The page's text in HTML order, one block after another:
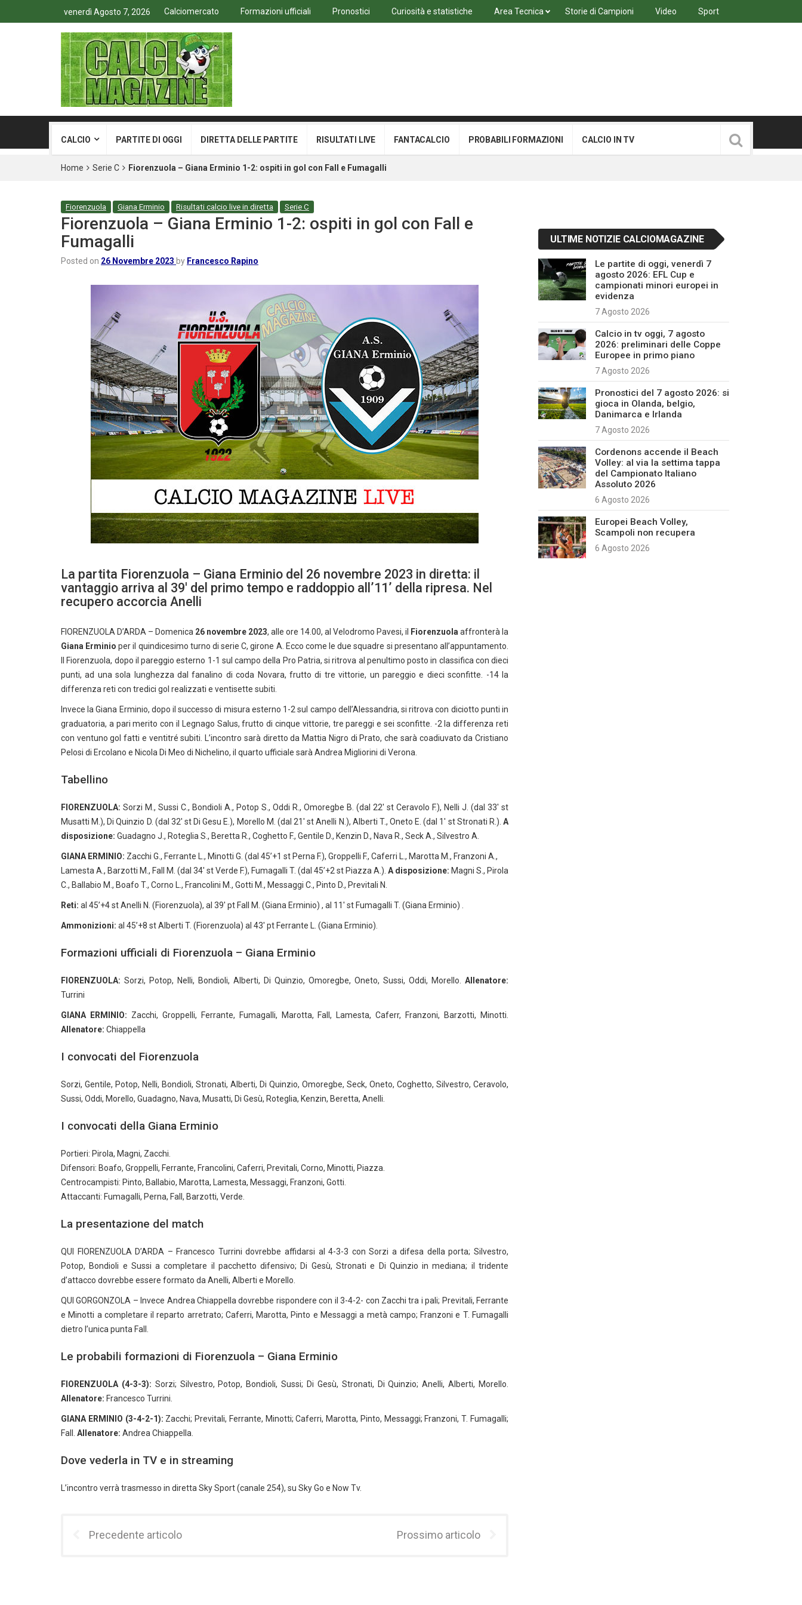
venerdì Agosto 7, 2026 Calciomercato Formazioni ufficiali Pronostici Curiosità e statistiche Area Tecnica Storie di Campioni Video Sport
CALCIO PARTITE DI OGGI DIRETTA DELLE PARTITE RISULTATI LIVE FANTACALCIO PROBABILI FORMAZIONI CALCIO IN TV
Home Serie C Fiorenzuola – Giana Erminio 1-2: ospiti in gol con Fall e Fumagalli
Fiorenzuola Giana Erminio Risultati calcio live in diretta Serie C
Fiorenzuola – Giana Erminio 1-2: ospiti in gol con Fall e
Fumagalli
Posted on 26 Novembre 2023 by Francesco Rapino
La partita Fiorenzuola – Giana Erminio del 26 novembre 2023 in diretta: il
vantaggio arriva al 39′ del primo tempo e raddoppio all’11’ della ripresa. Nel
recupero accorcia Anelli
FIORENZUOLA D’ARDA – Domenica 26 novembre 2023, alle ore 14.00, al Velodromo Pavesi, il Fiorenzuola affronterà la
Giana Erminio per il quindicesimo turno di serie C, girone A. Ecco come le due squadre si presentano all’appuntamento.
Il Fiorenzuola, dopo il pareggio esterno 1-1 sul campo della Pro Patria, si ritrova al penultimo posto in classifica con dieci
punti, ad una sola lunghezza dal fanalino di coda Novara, frutto di tre vittorie, un pareggio e dieci sconfitte. -14 la
differenza reti con tredici gol realizzati e ventisette subiti.
Invece la Giana Erminio, dopo il successo di misura esterno 1-2 sul campo dell’Alessandria, si ritrova con diciotto punti in
graduatoria, a pari merito con il Legnago Salus, frutto di cinque vittorie, tre pareggi e sei sconfitte. -2 la differenza reti
con ventuno gol fatti e ventitré subiti. L’incontro sarà diretto da Mattia Nigro di Prato, che sarà coadiuvato da Cristiano
Pelosi di Ercolano e Nicola Di Meo di Nichelino, il quarto ufficiale sarà Andrea Migliorini di Verona.
Tabellino
FIORENZUOLA: Sorzi M., Sussi C., Bondioli A., Potop S., Oddi R., Omoregbe B. (dal 22′ st Ceravolo F.), Nelli J. (dal 33′ st
Musatti M.), Di Quinzio D. (dal 32′ st Di Gesu E.), Morello M. (dal 21′ st Anelli N.), Alberti T., Oneto E. (dal 1′ st Stronati R.). A
disposizione: Guadagno J., Roteglia S., Beretta R., Coghetto F., Gentile D., Kenzin D., Nava R., Seck A., Silvestro A.
GIANA ERMINIO: Zacchi G., Ferrante L., Minotti G. (dal 45’+1 st Perna F.), Groppelli F., Caferri L., Marotta M., Franzoni A.,
Lamesta A., Barzotti M., Fall M. (dal 34′ st Verde F.), Fumagalli T. (dal 45’+2 st Piazza A.). A disposizione: Magni S., Pirola
C., Ballabio M., Boafo T., Corno L., Francolini M., Gotti M., Messaggi C., Pinto D., Previtali N.
Reti: al 45’+4 st Anelli N. (Fiorenzuola), al 39′ pt Fall M. (Giana Erminio) , al 11′ st Fumagalli T. (Giana Erminio) .
Ammonizioni: al 45’+8 st Alberti T. (Fiorenzuola) al 43′ pt Ferrante L. (Giana Erminio).
Formazioni ufficiali di Fiorenzuola – Giana Erminio
FIORENZUOLA: Sorzi, Potop, Nelli, Bondioli, Alberti, Di Quinzio, Omoregbe, Oneto, Sussi, Oddi, Morello. Allenatore:
Turrini
GIANA ERMINIO: Zacchi, Groppelli, Ferrante, Fumagalli, Marotta, Fall, Lamesta, Caferr, Franzoni, Barzotti, Minotti.
Allenatore: Chiappella
I convocati del Fiorenzuola
Sorzi, Gentile, Potop, Nelli, Bondioli, Stronati, Alberti, Di Quinzio, Omoregbe, Seck, Oneto, Coghetto, Silvestro, Ceravolo,
Sussi, Oddi, Morello, Guadagno, Nava, Musatti, Di Gesù, Roteglia, Kenzin, Beretta, Anelli.
I convocati della Giana Erminio
Portieri: Pirola, Magni, Zacchi.
Difensori: Boafo, Groppelli, Ferrante, Francolini, Caferri, Previtali, Corno, Minotti, Piazza.
Centrocampisti: Pinto, Ballabio, Marotta, Lamesta, Messaggi, Franzoni, Gotti.
Attaccanti: Fumagalli, Perna, Fall, Barzotti, Verde.
La presentazione del match
QUI FIORENZUOLA D’ARDA – Francesco Turrini dovrebbe affidarsi al 4-3-3 con Sorzi a difesa della porta; Silvestro,
Potop, Bondioli e Sussi a completare il pacchetto difensivo; Di Gesù, Stronati e Di Quinzio in mediana; il tridente
d’attacco dovrebbe essere formato da Anelli, Alberti e Morello.
QUI GORGONZOLA – Invece Andrea Chiappella dovrebbe rispondere con il 3-4-2- con Zacchi tra i pali; Previtali, Ferrante
e Minotti a completare il reparto arretrato; Caferri, Marotta, Pinto e Messaggi a metà campo; Franzoni e T. Fumagalli
dietro l’unica punta Fall.
Le probabili formazioni di Fiorenzuola – Giana Erminio
FIORENZUOLA (4-3-3): Sorzi; Silvestro, Potop, Bondioli, Sussi; Di Gesù, Stronati, Di Quinzio; Anelli, Alberti, Morello.
Allenatore: Francesco Turrini.
GIANA ERMINIO (3-4-2-1): Zacchi; Previtali, Ferrante, Minotti; Caferri, Marotta, Pinto, Messaggi; Franzoni, T. Fumagalli;
Fall. Allenatore: Andrea Chiappella.
Dove vederla in TV e in streaming
L’incontro verrà trasmesso in diretta Sky Sport (canale 254), su Sky Go e Now Tv.
Precedente articolo Prossimo articolo
ULTIME NOTIZIE CALCIOMAGAZINE
Le partite di oggi, venerdì 7
agosto 2026: EFL Cup e
campionati minori europei in
evidenza
7 Agosto 2026
Calcio in tv oggi, 7 agosto
2026: preliminari delle Coppe
Europee in primo piano
7 Agosto 2026
Pronostici del 7 agosto 2026: si
gioca in Olanda, belgio,
Danimarca e Irlanda
7 Agosto 2026
Cordenons accende il Beach
Volley: al via la settima tappa
del Campionato Italiano
Assoluto 2026
6 Agosto 2026
Europei Beach Volley,
Scampoli non recupera
6 Agosto 2026